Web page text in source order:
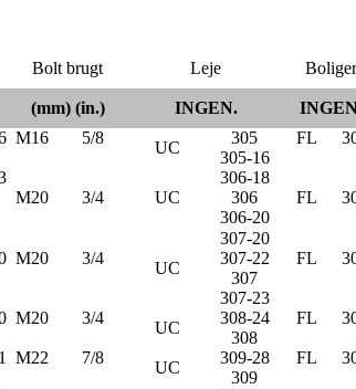
Bolt brugt Leje Boliger
(mm) (in.) INGEN.
M16 5/8
UC
305 FL
305-16
UC
306-18
M20 3/4 306 FL
306-20
UC
307-20
M20 3/4 307-22 FL
307
307-23
M20 3/4
UC
308-24 FL
308
M22 7/8
UC
309-28 FL
309